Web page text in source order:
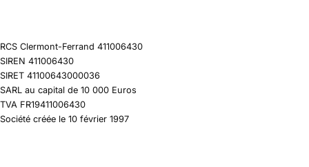
RCS Clermont-Ferrand 411006430
SIREN 411006430
SIRET 41100643000036
SARL au capital de 10 000 Euros
TVA FR19411006430
Société créée le 10 février 1997